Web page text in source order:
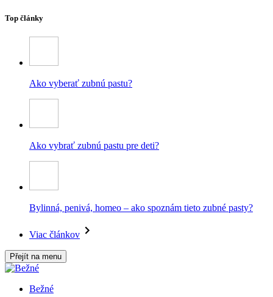
Top články
Ako vyberať zubnú pastu?
Ako vybrať zubnú pastu pre deti?
Bylinná, penivá, homeo – ako spoznám tieto zubné pasty?
Viac článkov
Přejít na menu
Bežné